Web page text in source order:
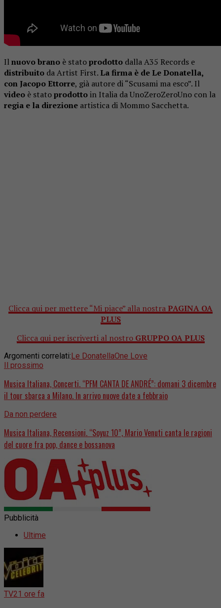
Ilnuovo brano è statoprodotto dalla A35 Records e
distribuito da Artist First. La firma è de Le Donatella,
con Jacopo Ettorre, già autore di “Scusami ma esco”. Il
video è statoprodottoin Italia da UnoZeroZeroUno con la
regia e la direzione artistica di Mommo Sacchetta.
Clicca qui per mettere “Mi piace” alla nostra PAGINA OA
PLUS
Clicca qui per iscriverti al nostro GRUPPO OA PLUS
Argomenti correlati: Le DonatellaOne Love
Il prossimo
Musica Italiana, Concerti. “PFM CANTA DE ANDRÉ”: domani 3 dicembre
il tour sbarca a Milano. In arrivo nuove date a febbraio
Da non perdere
Musica Italiana, Recensioni. “Soyuz 10”, Mario Venuti canta le ragioni
del cuore fra pop, dance e bossanova
Pubblicità
Ultime
TV21 ore fa